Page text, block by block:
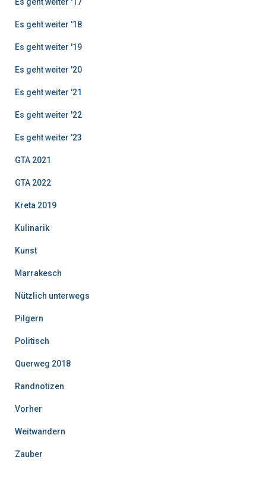
Es geht weiter '18
Es geht weiter '19
Es geht weiter '20
Es geht weiter '21
Es geht weiter '22
Es geht weiter '23
GTA 2021
GTA 2022
Kreta 2019
Kulinarik
Kunst
Marrakesch
Nützlich unterwegs
Pilgern
Politisch
Querweg 2018
Randnotizen
Vorher
Weitwandern
Zauber